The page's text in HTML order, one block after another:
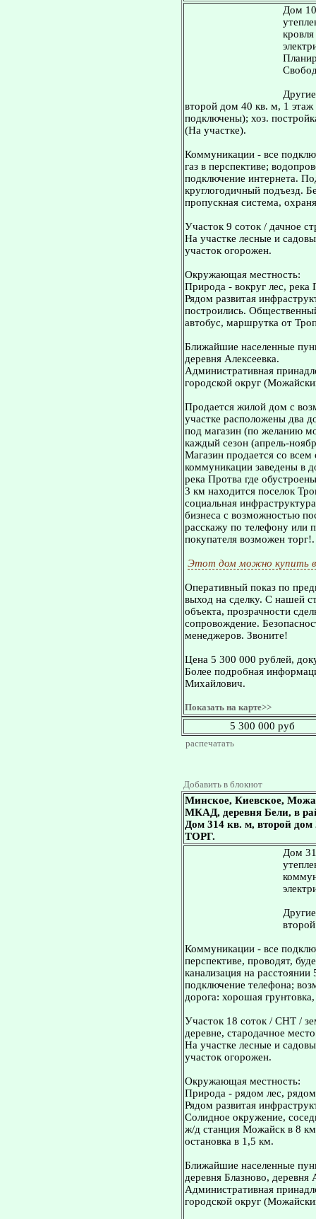
Дом
второй дом 40 кв. м, 1
подключены); хоз.
(На участке).
Коммуникации - все
газ в перспективе;
подключение интернета.
круглогодичный подъезд.
пропускная система,
Участок 9 соток / дачное
На участке лесные и
участок огорожен.
Окружающая местность:
Природа - вокруг лес, река
Рядом развитая
построились.
автобус, маршрутка от
Ближайшие населенные
деревня Алексеевка.
Административная
городской округ
Продается жилой дом с
участке расположены два
под магазин (по желанию
каждый сезон (апрель-
Магазин продается со
коммуникации заведены в
река Протва где
3 км находится поселок
социальная
бизнеса с возможностью
расскажу по телефону или
покупателя возможен торг!.
Этот дом можно купить
Оперативный показ по
выход на сделку. С нашей
объекта, прозрачности
сопровождение.
менеджеров. Звоните!
Цена 5 300 000 рублей,
Более подробная
Михайлович.
Показать на карте>>
5 300 000 руб
распечатать
Добавить в блокнот
Минское, Киевское,
МКАД, деревня Бели, в
Дом 314 кв. м, второй
ТОРГ.
Дом
Коммуникации - все
перспективе, проводят,
канализация на
подключение телефона;
дорога: хорошая
Участок 18 соток / СНТ /
деревне, стародачное
На участке лесные и
участок огорожен.
Окружающая местность:
Природа - рядом лес,
Рядом развитая
Солидное окружение,
ж/д станция Можайск в 8
остановка в 1,5 км.
Ближайшие населенные
деревня Блазново, деревня
Административная
городской округ